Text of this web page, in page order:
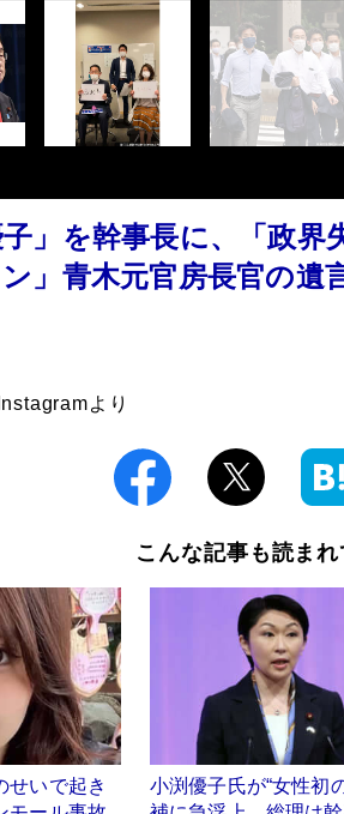
子」を幹事長に、「政
ン」青木元官房長官の
より
こんな記事も読ま
せいで起き
小渕優子氏が“女性初